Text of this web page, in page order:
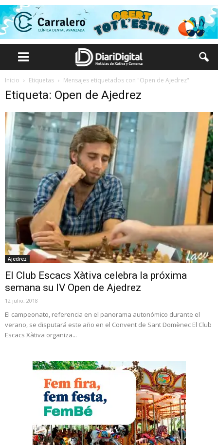
Inicio Etiquetas Mensajes etiquetados con "Open de Ajedrez"
Etiqueta: Open de Ajedrez
Ajedrez
El Club Escacs Xàtiva celebra la próxima
semana su IV Open de Ajedrez
12 julio, 2018
El campeonato, referencia en el panorama autonómico durante el
verano, se disputará este año en el Convent de Sant Domènec El Club
Escacs Xàtiva organiza...